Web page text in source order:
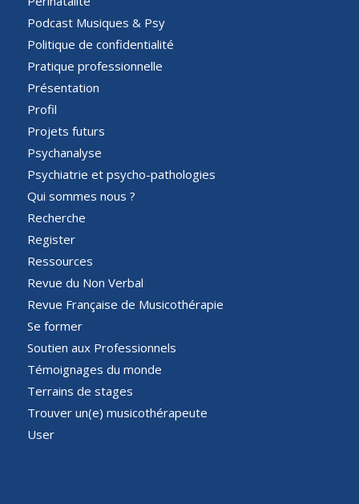
Podcast Musiques & Psy
Politique de confidentialité
Pratique professionnelle
Présentation
Profil
Projets futurs
Psychanalyse
Psychiatrie et psycho-pathologies
Qui sommes nous ?
Recherche
Register
Ressources
Revue du Non Verbal
Revue Française de Musicothérapie
Se former
Soutien aux Professionnels
Témoignages du monde
Terrains de stages
Trouver un(e) musicothérapeute
User